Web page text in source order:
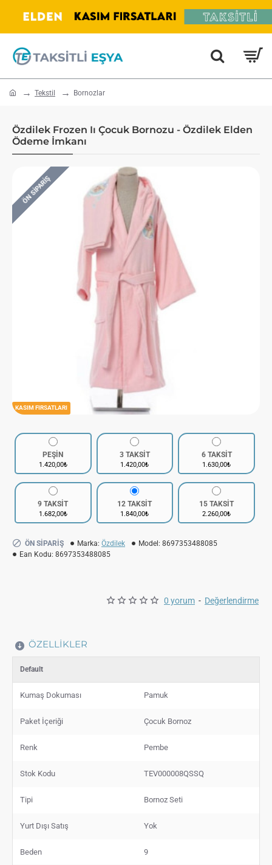
home Tekstil Bornozlar
Özdilek Frozen Iı Çocuk Bornozu - Özdilek Elden
Ödeme İmkanı
KASIM FIRSATLARI
ÖN SIPARIŞ
0 yorum - Değerlendirme
PEŞİN
1.420,00₺
3 TAKSİT
1.420,00₺
6 TAKSİT
1.630,00₺
9 TAKSİT
1.682,00₺
12 TAKSİT
1.840,00₺
15 TAKSİT
2.260,00₺
ÖN SIPARIŞ Marka: Özdilek Model: 8697353488085
Ean Kodu: 8697353488085
ÖZELLIKLER
Default
Kumaş Dokuması Pamuk
Paket İçeriği Çocuk Bornoz
Renk Pembe
Stok Kodu TEV000008QSSQ
Tipi Bornoz Seti
Yurt Dışı Satış Yok
Beden 9